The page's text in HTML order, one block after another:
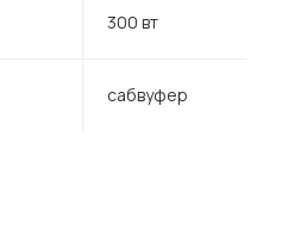
300 вт
сабвуфер